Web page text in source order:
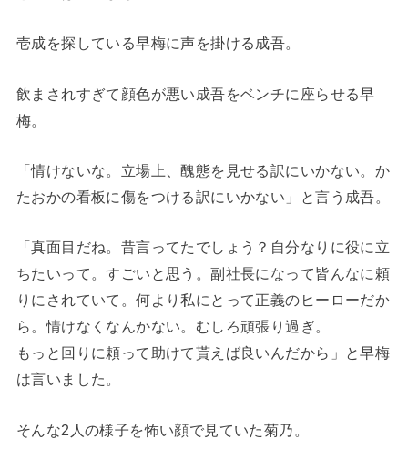
壱成を探している早梅に声を掛ける成吾。
飲まされすぎて顔色が悪い成吾をベンチに座らせる早
梅。
「情けないな。立場上、醜態を見せる訳にいかない。か
たおかの看板に傷をつける訳にいかない」と言う成吾。
「真面目だね。昔言ってたでしょう？自分なりに役に立
ちたいって。すごいと思う。副社長になって皆んなに頼
りにされていて。何より私にとって正義のヒーローだか
ら。情けなくなんかない。むしろ頑張り過ぎ。
もっと回りに頼って助けて貰えば良いんだから」と早梅
は言いました。
そんな2人の様子を怖い顔で見ていた菊乃。